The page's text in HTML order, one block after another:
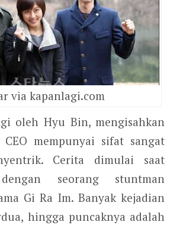
via kapanlagi.com
oleh Hyu Bin, mengisahkan
mempunyai sifat sangat
Cerita dimulai saat
seorang stuntman
Gi Ra Im. Banyak kejadian
hingga puncaknya adalah